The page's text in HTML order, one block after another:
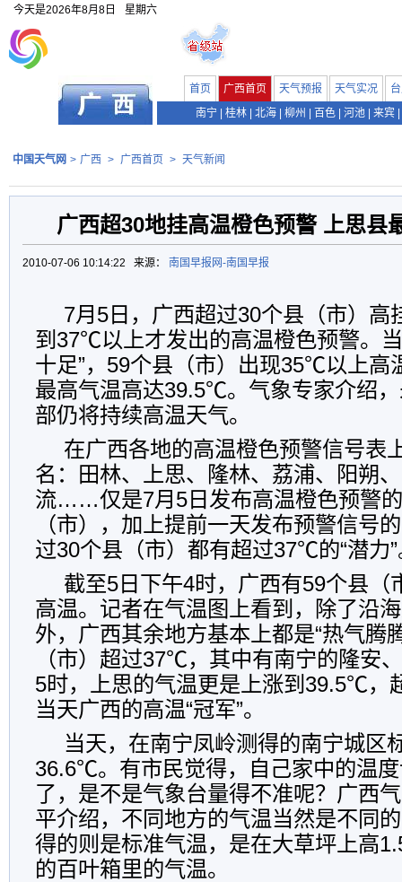
今天是2026年8月8日 星期六
首页 广西首页 天气预报 天气实况
南宁
桂林 北海 柳州 百色 河池 来宾
中国天气网 > 广西 > 广西首页 > 天气新闻
广西超30地挂高温橙色预警 上思县
2010-07-06 10:14:22 来源： 南国早报网-南国早报
7月5日，广西超过30个县（市）高
到37℃以上才发出的高温橙色预警。
十足”，59个县（市）出现35℃以上高
最高气温高达39.5℃。气象专家介绍
部仍将持续高温天气。
在广西各地的高温橙色预警信号表
名：田林、上思、隆林、荔浦、阳朔
流……仅是7月5日发布高温橙色预警
（市），加上提前一天发布预警信号
过30个县（市）都有超过37℃的“潜力
截至5日下午4时，广西有59个县
高温。记者在气温图上看到，除了沿
外，广西其余地方基本上都是“热气腾
（市）超过37℃，其中有南宁的隆安
5时，上思的气温更是上涨到39.5℃，
当天广西的高温“冠军”。
当天，在南宁凤岭测得的南宁城区
36.6℃。有市民觉得，自己家中的温
了，是不是气象台量得不准呢？广西
平介绍，不同地方的气温当然是不同
得的则是标准气温，是在大草坪上高
的百叶箱里的气温。